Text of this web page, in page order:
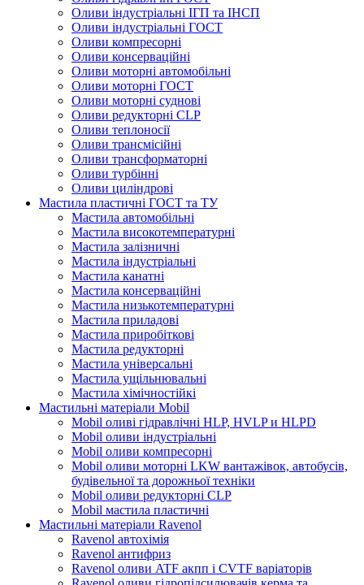
Оливи індустріальні ІГП та ІНСП
Оливи індустріальні ГОСТ
Оливи компресорні
Оливи консерваційні
Оливи моторні автомобільні
Оливи моторні ГОСТ
Оливи моторні суднові
Оливи редукторні CLP
Оливи теплоносії
Оливи трансмісійні
Оливи трансформаторні
Оливи турбінні
Оливи циліндрові
Мастила пластичні ГОСТ та ТУ
Мастила автомобільні
Мастила високотемпературні
Мастила залізничні
Мастила індустріальні
Мастила канатні
Мастила консерваційні
Мастила низькотемпературні
Мастила приладові
Мастила приробіткові
Мастила редукторні
Мастила універсальні
Мастила ущільнювальні
Мастила хімічностійкі
Мастильні матеріали Mobil
Mobil оливі гідравлічні HLP, HVLP и HLPD
Mobil оливи індустріальні
Mobil оливи компресорні
Mobil оливи моторні LKW вантажівок, автобусів,
будівельної та дорожньої техніки
Mobil оливи редукторні CLP
Mobil мастила пластичні
Мастильні матеріали Ravenol
Ravenol автохімія
Ravenol антифриз
Ravenol оливи ATF акпп і CVTF варіаторів